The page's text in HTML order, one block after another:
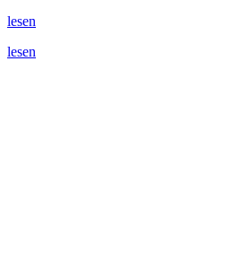
lesen
lesen